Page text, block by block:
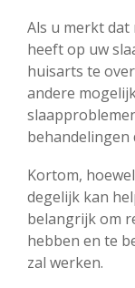
Als u merkt
heeft op uw
huisarts te
andere
behandelingen
Kortom,
degelijk kan
belangrijk om
hebben en te
zal werken.